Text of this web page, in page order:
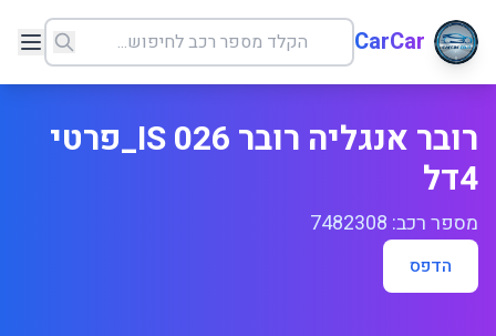
CarCar
רובר אנגליה רובר 026 IS_פרטי
4דל
מספר רכב: 7482308
הדפס